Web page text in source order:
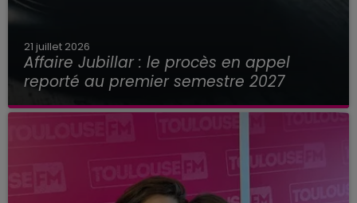
21 juillet 2026
Affaire Jubillar : le procès en appel
reporté au premier semestre 2027